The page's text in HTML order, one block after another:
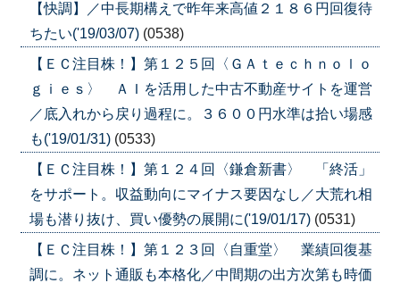
【快調】／中長期構えで昨年来高値２１８６円回復待
ちたい('19/03/07) (0538)
【ＥＣ注目株！】第１２５回〈ＧＡｔｅｃｈｎｏｌｏ
ｇｉｅｓ〉 ＡＩを活用した中古不動産サイトを運営
／底入れから戻り過程に。３６００円水準は拾い場感
も('19/01/31) (0533)
【ＥＣ注目株！】第１２４回〈鎌倉新書〉 「終活」
をサポート。収益動向にマイナス要因なし／大荒れ相
場も潜り抜け、買い優勢の展開に('19/01/17) (0531)
【ＥＣ注目株！】第１２３回〈自重堂〉 業績回復基
調に。ネット通販も本格化／中間期の出方次第も時価